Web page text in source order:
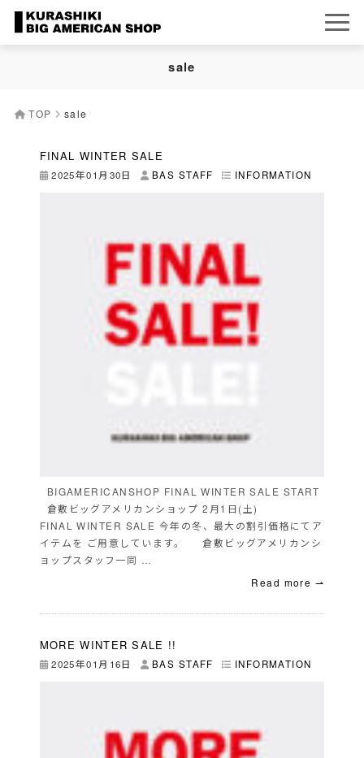
sale
TOP sale
FINAL WINTER SALE
2025年01月30日 BAS STAFF INFORMATION
BIGAMERICANSHOP FINAL WINTER SALE START
倉敷ビッグアメリカンショップ 2月1日(土)
FINAL WINTER SALE 今年の冬、最大の割引価格にてア
イテムを ご用意しています。 倉敷ビッグアメリカンシ
ョップスタッフ一同 …
Read more ⇀
MORE WINTER SALE !!
2025年01月16日 BAS STAFF INFORMATION